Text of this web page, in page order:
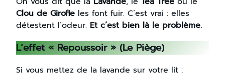
Clou de Girofle les font fuir. C’est vrai : elles
détestent l’odeur. Et c’est bien là le problème.
L’effet « Repoussoir » (Le Piège)
Si vous mettez de la lavande sur votre lit :